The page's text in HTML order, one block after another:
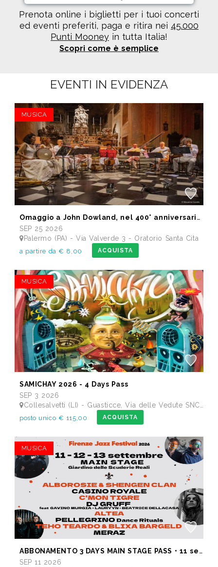
Prenota online i biglietti per i tuoi concerti
ed eventi preferiti, paga e ritira nei 45.000
Punti Mooney in tutta Italia!
Scopri come è semplice
EVENTI IN EVIDENZA
MUSICA
Omaggio a John Dowland, nel 400° anniversario della morte
SEP 25 2026
Palermo (PA) - Via Valverde 3 - Oratorio Santa Cita
a partire da € 8,00 ACQUISTA
MUSICA
SAMICHAY 2026 - 4 Days Pass
SEP 3 2026
Collesalvetti (LI) - Guasticce, Via delle Vedute SNC - Lago Alberto, Tenuta Bellavista Insuese
posto unico € 115,00 ACQUISTA
MUSICA
ABBONAMENTO 3 DAYS MAIN STAGE PASS • 11 settembre: Alborosie & Shengen Clan, DJ Gruff feat Gavino Murgia - Lauryyn - Beatrice Dellacasa, after party Dj Gruff • 12 settembre: Altea, Pellegrino, Casino Royale • 13 settembre: Meraz, Teho Teardo & Blixa Bargeld, C'Mon Tigre
SEP 11 2026